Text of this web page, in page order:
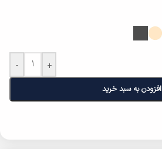
- +
افزودن به سبد خرید